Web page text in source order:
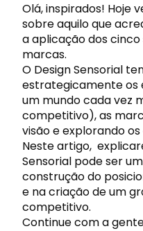
Olá, inspirados! Hoje
sobre aquilo que
a aplicação dos
marcas.
O Design Sensorial
estrategicamente os
um mundo cada vez
competitivo), as
visão e explorando
Neste artigo,
Sensorial pode ser
construção do
e na criação de um
competitivo.
Continue com a